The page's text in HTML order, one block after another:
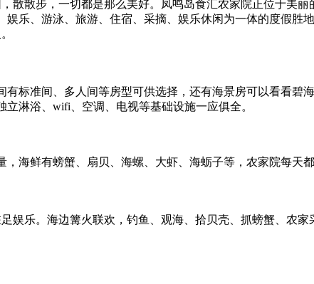
散散步，一切都是那么美好。凤鸣岛食汇农家院正位于美
乐、游泳、旅游、住宿、采摘、娱乐休闲为一体的度假
有标准间、多人间等房型可供选择，还有海景房可以看看
淋浴、wifi、空调、电视等基础设施一应俱全。
，海鲜有螃蟹、扇贝、海螺、大虾、海蛎子等，农家院每
娱乐。海边篝火联欢，钓鱼、观海、拾贝壳、抓螃蟹、农